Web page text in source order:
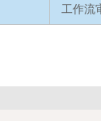
工作流